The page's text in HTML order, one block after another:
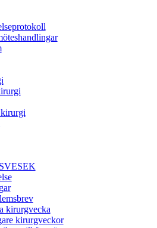
kirurgvecka
kirurgveckor